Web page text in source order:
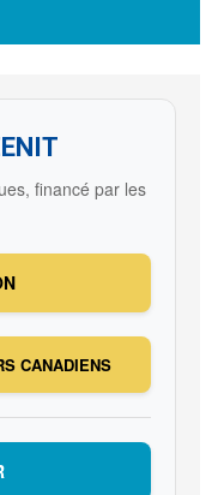
financé par les
CANADIENS